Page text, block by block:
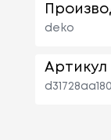
deko
Артикул
d31728aa180